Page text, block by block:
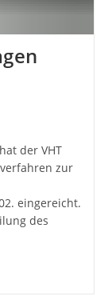
der VHT
zur
eingereicht.
des